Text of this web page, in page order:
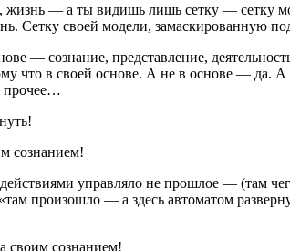
— а ты видишь лишь сетку — сетку
Сетку своей модели, замаскированную
— сознание, представление,
что в своей основе. А не в основе — да.
прочее…
сознанием!
управляло не прошлое — (там
произошло — а здесь автоматом
своим сознанием!